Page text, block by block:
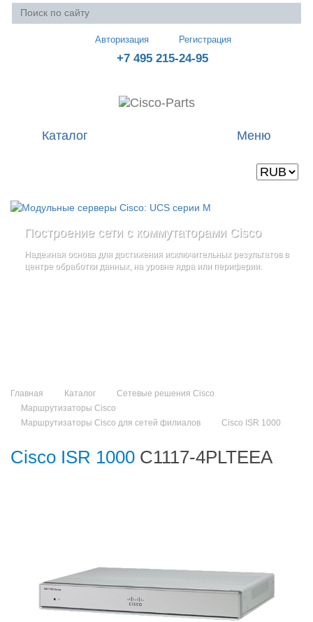
Авторизация Регистрация
+7 495 215-24-95
Меню
Каталог
Построение сети с коммутаторами Cisco
Надежная основа для достижения исключительных результатов в
центре обработки данных, на уровне ядра или периферии.
Стоечные серверы Cisco UCS серии C
Созданы для сокращения общей стоимости владенияи
повышение адаптивности Вашего бизнеса
дополнительные компоненты
Главная Каталог
Сетевые решения Cisco
Маршрутизаторы Cisco
Маршрутизаторы Cisco для сетей филиалов
Cisco ISR 1000​
Cisco ISR 1000​ C1117-4PLTEEA